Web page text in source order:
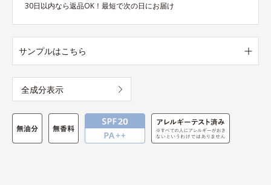
30日以内なら返品OK！最短で次の日にお届け
サンプルはこちら
全成分表示